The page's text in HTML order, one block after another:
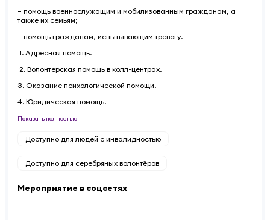
– помощь военнослужащим и мобилизованным гражданам, а
также их семьям;
– помощь гражданам, испытывающим тревогу.
1. Адресная помощь.
2. Волонтерская помощь в колл-центрах.
3. Оказание психологической помощи.
4. Юридическая помощь.
Показать полностью
Доступно для людей с инвалидностью
Доступно для серебряных волонтёров
Мероприятие в соцсетях